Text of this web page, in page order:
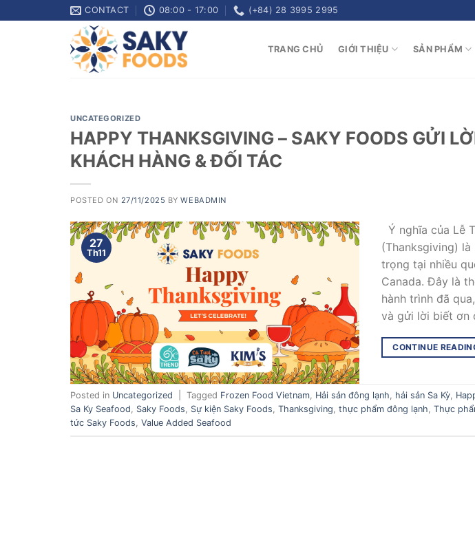
to
CONTACT 08:00 - 17:00 (+84) 28 3995 2995
TRANG CHỦ GIỚI THIỆU SẢN PHẨM
UNCATEGORIZED
HAPPY THANKSGIVING – SAKY FOODS GỬI
KHÁCH HÀNG & ĐỐI TÁC
POSTED ON 27/11/2025 BYWEBADMIN
27
Th11
Ý nghĩa của Lễ
(Thanksgiving)
trọng tại nhiều
Canada. Đây là
hành trình đã
và gửi lời biết ơn
CONTINUE
Posted in Uncategorized Tagged Frozen Food Vietnam, Hải sản đông lạnh, hải sản Sa Kỳ,
Sa Ky Seafood, Saky Foods, Sự kiện Saky Foods, Thanksgiving, thực phẩm đông lạnh, Thực
tức Saky Foods, Value Added Seafood